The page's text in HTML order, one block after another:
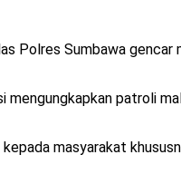
Polres Sumbawa gencar
mengungkapkan patroli
masyarakat